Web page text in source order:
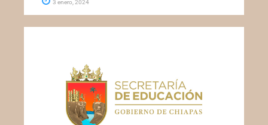
3 enero, 2024